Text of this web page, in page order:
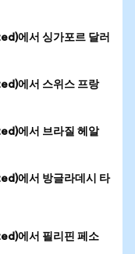
에서 싱가포르 달러
에서 스위스 프랑
에서 브라질 헤알
에서 방글라데시 타
에서 필리핀 페소